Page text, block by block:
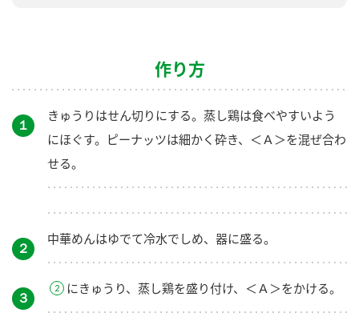
作り方
１
きゅうりはせん切りにする。蒸し鶏は食べやすいよう
にほぐす。ピーナッツは細かく砕き、＜Ａ＞を混ぜ合わ
せる。
２
中華めんはゆでて冷水でしめ、器に盛る。
３
にきゅうり、蒸し鶏を盛り付け、＜Ａ＞をかける。